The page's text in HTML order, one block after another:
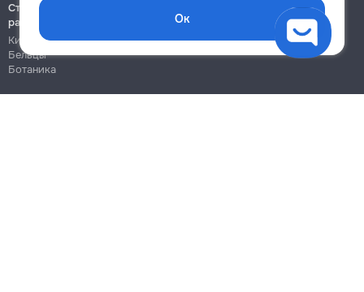
Ок
Строительно-монтажные
работы
Кишинёв
Бельцы
Ботаника